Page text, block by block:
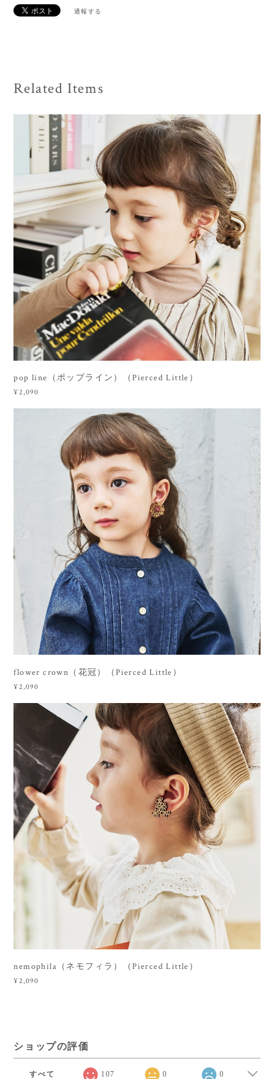
通報する
Related Items
pop line（ポップライン）（Pierced Little）
¥2,090
flower crown（花冠）（Pierced Little）
¥2,090
nemophila（ネモフィラ）（Pierced Little）
¥2,090
ショップの評価
すべて 107 0 0